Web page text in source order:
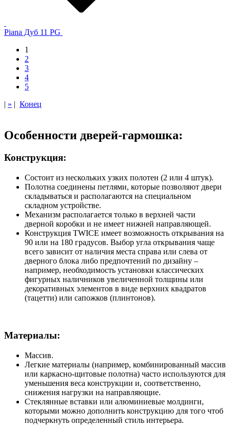
Piana Дуб 11 PG
1
2
3
4
5
| » | Конец
Особенности дверей-гармошка:
Конструкция:
Состоит из нескольких узких полотен (2 или 4 штук).
Полотна соединены петлями, которые позволяют двери
складываться и располагаются на специальном
складном устройстве.
Механизм располагается только в верхней части
дверной коробки и не имеет нижней направляющей.
Конструкция TWICE имеет возможность открывания на
90 или на 180 градусов. Выбор угла открывания чаще
всего зависит от наличия места справа или слева от
дверного блока либо предпочтений по дизайну –
например, необходимость установки классических
фигурных наличников увеличенной толщины или
декоративных элементов в виде верхних квадратов
(тацетти) или сапожков (плинтонов).
Материалы:
Массив.
Легкие материалы (например, комбинированный массив
или каркасно-щитовые полотна) часто используются для
уменьшения веса конструкции и, соответственно,
снижения нагрузки на направляющие.
Стеклянные вставки или алюминиевые молдинги,
которыми можно дополнить конструкцию для того чтоб
подчеркнуть определенный стиль интерьера.